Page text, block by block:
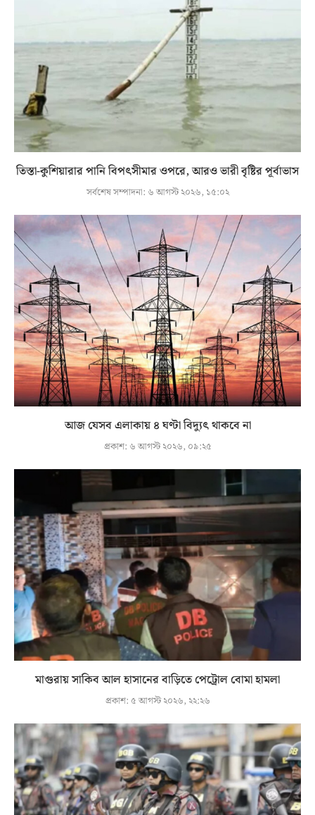
তিস্তা-কুশিয়ারার পানি বিপৎসীমার ওপরে, আরও ভারী বৃষ্টির পূর্বাভাস
সর্বশেষ সম্পাদনা: ৬ আগস্ট ২০২৬, ১৫:০২
আজ যেসব এলাকায় ৪ ঘণ্টা বিদ্যুৎ থাকবে না
প্রকাশ: ৬ আগস্ট ২০২৬, ০৯:২৫
মাগুরায় সাকিব আল হাসানের বাড়িতে পেট্রোল বোমা হামলা
প্রকাশ: ৫ আগস্ট ২০২৬, ২২:২৬